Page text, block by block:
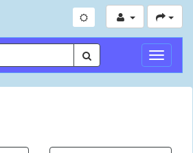
Toggle